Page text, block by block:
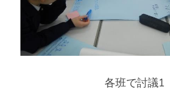
各班で討議1